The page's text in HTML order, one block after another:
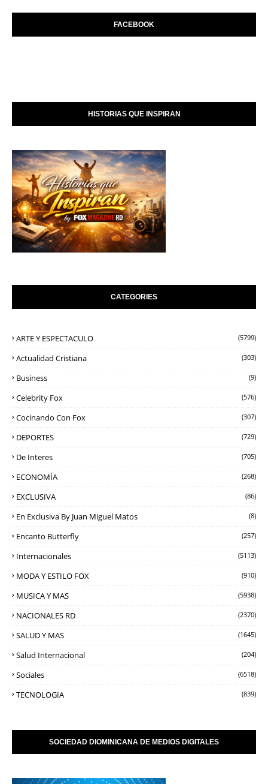
FACEBOOK
HISTORIAS QUE INSPIRAN
CATEGORIES
ARTE Y ESPECTACULO (5799)
Actualidad Cristiana (303)
Business (9)
Celebrity Fox (576)
Cocinando Con Fox (307)
DEPORTES (729)
De Interes (705)
ECONOMÍA (268)
EXCLUSIVA (86)
En Exclusiva By Juan Miguel Matos (8)
Encanto Butterfly (257)
Internacionales (5113)
MODA Y ESTILO FOX (910)
MUSICA Y MAS (5938)
NACIONALES RD (2370)
SALUD Y MAS (1645)
Salud Internacional (204)
Sociales (6518)
TECNOLOGIA (839)
SOCIEDAD DIOMINICANA DE MEDIOS DIGITALES